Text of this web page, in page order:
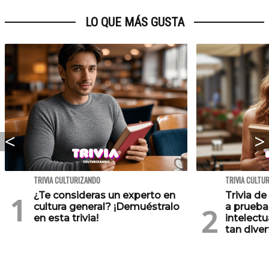
LO QUE MÁS GUSTA
TRIVIA CULTURIZANDO
¿Te consideras un experto en
cultura general? ¡Demuéstralo
en esta trivia!
TRIVIA
Trivia
a
tan